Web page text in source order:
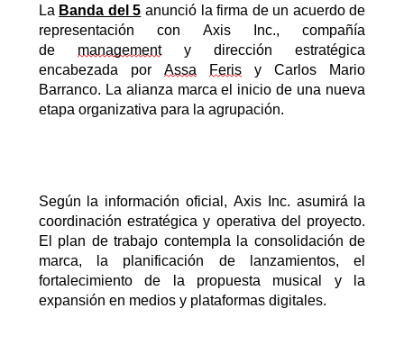
La Banda del 5 anunció la firma de un acuerdo de
representación con Axis Inc., compañía
de managementy dirección estratégica
encabezada por Assa Feris y Carlos Mario
Barranco. La alianza marca el inicio de una nueva
etapa organizativa para la agrupación.
Según la información oficial, Axis Inc. asumirá la
coordinación estratégica y operativa del proyecto.
El plan de trabajo contempla la consolidación de
marca, la planificación de lanzamientos, el
fortalecimiento de la propuesta musical y la
expansión en medios y plataformas digitales.